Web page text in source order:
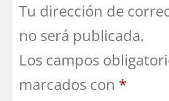
Tu dirección de
no será publicada.
Los campos
marcados con *